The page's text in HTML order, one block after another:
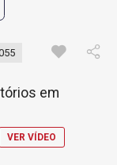
em
VER VÍDEO